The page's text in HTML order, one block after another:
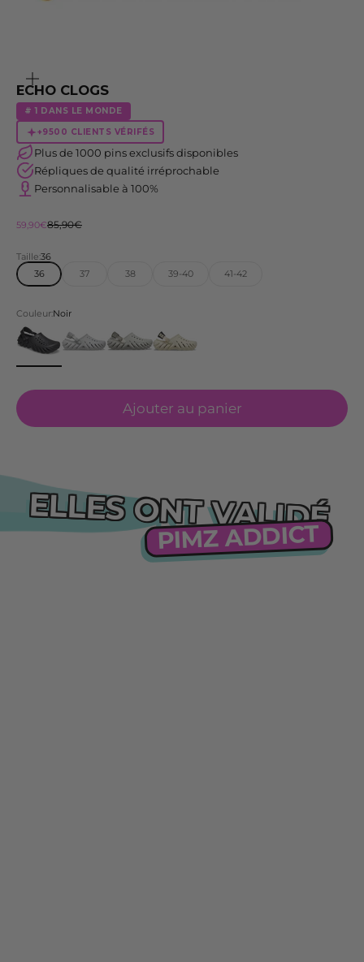
l'image
ECHO CLOGS
# 1 DANS LE MONDE
+9500 CLIENTS VÉRIFÉS
Plus de 1000 pins exclusifs disponibles
Répliques de qualité irréprochable
Personnalisable à 100%
Prix de vente
59,90€Prix normal
85,90€
Taille:36
36
37 38 39-40 41-42
Couleur:Noir
Ajouter au panier
ELLES ONT VALIDÉ
PIMZ ADDICT